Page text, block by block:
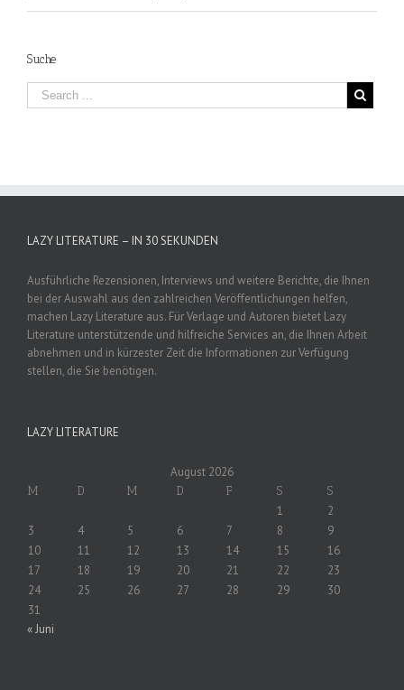
Suche
LAZY LITERATURE – IN 30 SEKUNDEN
Ausführliche Rezensionen, Interviews und weitere Berichte, die Ihnen
bei der Auswahl aus den zahlreichen Veröffentlichungen helfen,
machen Lazy Literature aus. Für Verlage und Autoren bietet Lazy
Literature unterstützende und hilfreiche Services an, die Ihnen Arbeit
abnehmen und in kürzester Zeit die Informationen zur Verfügung
stellen, die Sie benötigen.
LAZY LITERATURE
August 2026
M D M D F S S
1
2
3
4 5 6 7 8
9
10
11 12 13 14 15
16
17
18 19 20 21 22
23
24
25 26 27 28 29
30
31
« Juni